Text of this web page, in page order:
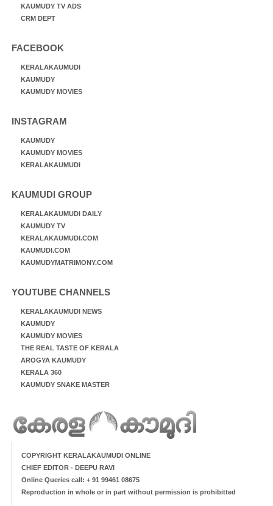
KAUMUDY TV ADS
CRM DEPT
FACEBOOK
KERALAKAUMUDI
KAUMUDY
KAUMUDY MOVIES
INSTAGRAM
KAUMUDY
KAUMUDY MOVIES
KERALAKAUMUDI
KAUMUDI GROUP
KERALAKAUMUDI DAILY
KAUMUDY TV
KERALAKAUMUDI.COM
KAUMUDI.COM
KAUMUDYMATRIMONY.COM
YOUTUBE CHANNELS
KERALAKAUMUDI NEWS
KAUMUDY
KAUMUDY MOVIES
THE REAL TASTE OF KERALA
AROGYA KAUMUDY
KERALA 360
KAUMUDY SNAKE MASTER
COPYRIGHT KERALAKAUMUDI ONLINE
CHIEF EDITOR - DEEPU RAVI
Online Queries call: + 91 99461 08675
Reproduction in whole or in part without permission is prohibitted